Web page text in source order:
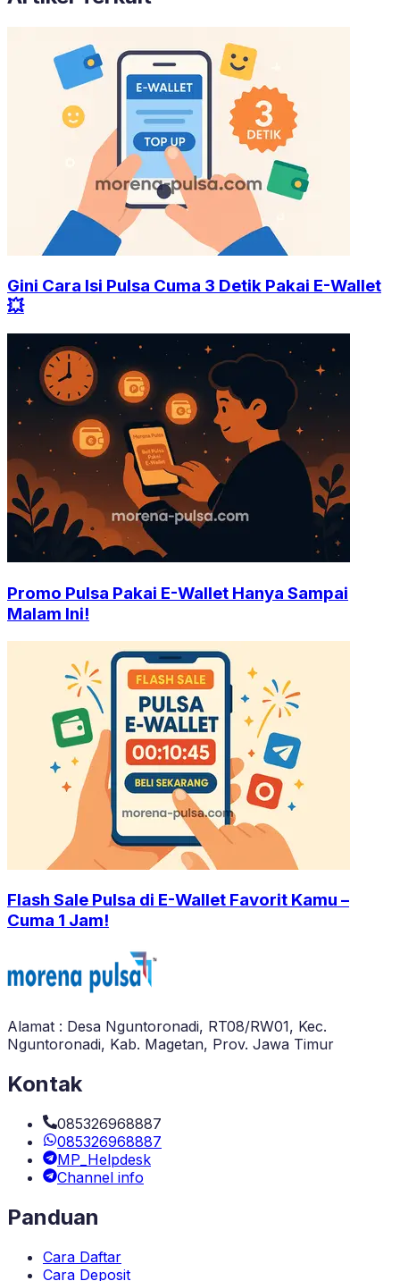
Gini Cara Isi Pulsa Cuma 3 Detik Pakai E-Wallet
💥
Promo Pulsa Pakai E-Wallet Hanya Sampai
Malam Ini!
Flash Sale Pulsa di E-Wallet Favorit Kamu –
Cuma 1 Jam!
Alamat : Desa Nguntoronadi, RT08/RW01, Kec.
Nguntoronadi, Kab. Magetan, Prov. Jawa Timur
Kontak
085326968887
085326968887
MP_Helpdesk
Channel info
Panduan
Cara Daftar
Cara Deposit